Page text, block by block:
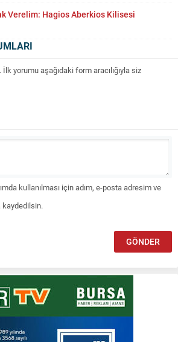
Verelim: Hagios Aberkios Kilisesi
yorumu aşağıdaki form aracılığıyla siz
kullanılması için adım, e-posta adresim ve
kaydedilsin.